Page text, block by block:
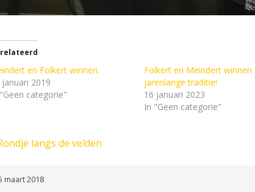
en Folkert winnen.
2019
categorie"
Folkert en Meindert winnen
jarenlange traditie!
16 januari 2023
In "Geen categorie"
langs de velden
maart 2018